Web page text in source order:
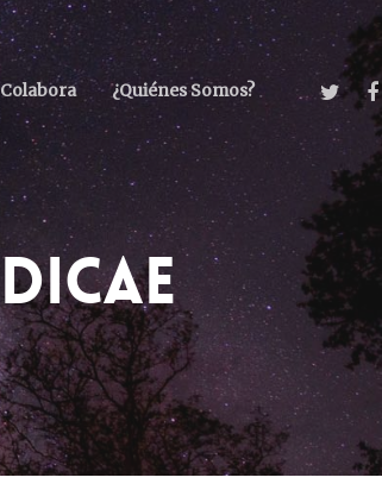
Colabora ¿Quiénes Somos?